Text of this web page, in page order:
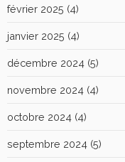
février 2025 (4)
janvier 2025 (4)
décembre 2024 (5)
novembre 2024 (4)
octobre 2024 (4)
septembre 2024 (5)